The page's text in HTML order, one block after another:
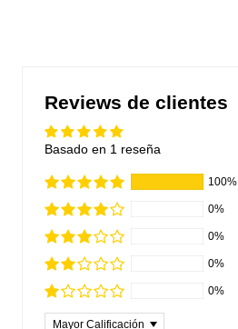
Reviews de clientes
Basado en 1 reseña
100%
0%
0%
0%
0%
Sort by